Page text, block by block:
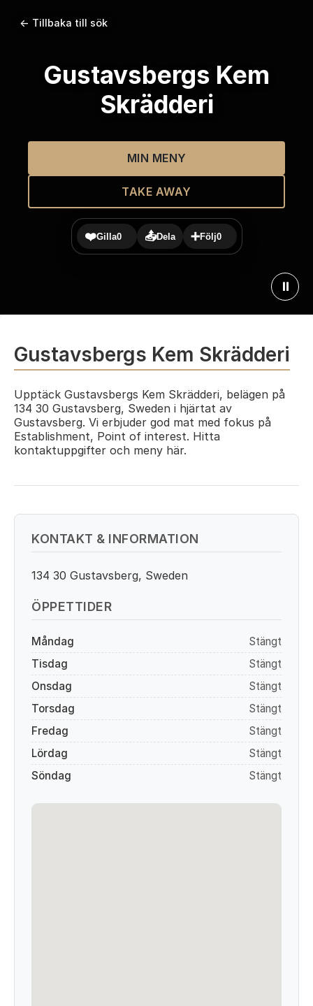
← Tillbaka till sök
Gustavsbergs Kem
Skrädderi
MIN MENY
TAKE AWAY
❤️Gilla0 📤Dela ➕Följ0
⏸
Gustavsbergs Kem Skrädderi
Upptäck Gustavsbergs Kem Skrädderi, belägen på
134 30 Gustavsberg, Sweden i hjärtat av
Gustavsberg. Vi erbjuder god mat med fokus på
Establishment, Point of interest. Hitta
kontaktuppgifter och meny här.
KONTAKT & INFORMATION
134 30 Gustavsberg, Sweden
ÖPPETTIDER
Måndag
Stängt
Tisdag
Stängt
Onsdag
Stängt
Torsdag
Stängt
Fredag
Stängt
Lördag
Stängt
Söndag
Stängt